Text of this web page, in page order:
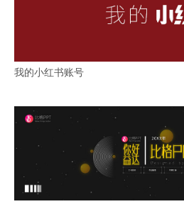
我的小红书账号